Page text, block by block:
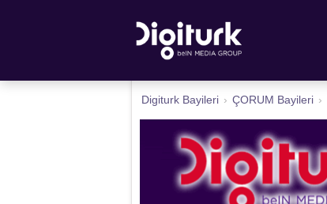
Digiturk Bayileri › ÇORUM Bayileri ›